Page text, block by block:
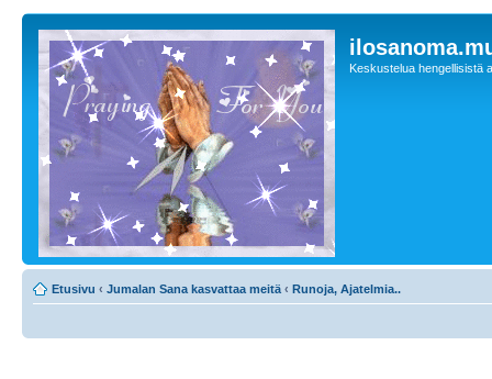
Keskustelua hengellisistä
Etusivu ‹ Jumalan Sana kasvattaa meitä ‹ Runoja, Ajatelmia..